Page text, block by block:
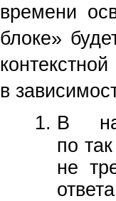
времени
блоке»
в
В
по
не